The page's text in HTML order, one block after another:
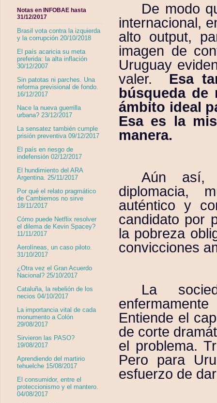
De modo
internacional,
alto output,
imagen de
Uruguay
valer.
Esa
búsqueda de
ámbito ideal
Esa es la
manera.
Aún así,
diplomacia,
auténtico y
candidato por
la pobreza
convicciones
La
Entiende el
de corte
el problema.
Pero para
esfuerzo de
Notas en INFOBAE hasta
31/12/2017
Brasil vota contra la izquierda
y la corrupción 20/10/2018
El país acaricia su meta
preferida: la alta inflación
30/12/2007
Sin patotas ni parches. Una
reforma previsional de fondo.
16/12/2017
Nace la nueva guerrilla
urbana? 23/12/2017
La sensatez también cumple
prisión preventiva 09/12/2017
El país en riesgo de
indefensión 02/12/2017
El hundimiento del ARA
Argentina. 25/11/2017
Por qué el relato pragmático
de Cambiemos no sirve
18/11/2017
Cómo puede Netflix resolver
el dilema de Kevin Spacey?
11/11/2017
Aerolíneas, un caso piloto.
31/10/2017
¿Otra vez el Gran Acuerdo
Nacional? 25/10/2017
Cataluña, la rebelión de los
necios 04/10/2017
La importancia vital de cada
monumento a Colón
29/08/2017
Sirvieron las PASO?
19/08/2017
Aprendiendo del martirio
tehuelche 15/08/2017
El consumidor, entre el
proteccionismo y el mantero.
04/08/2017